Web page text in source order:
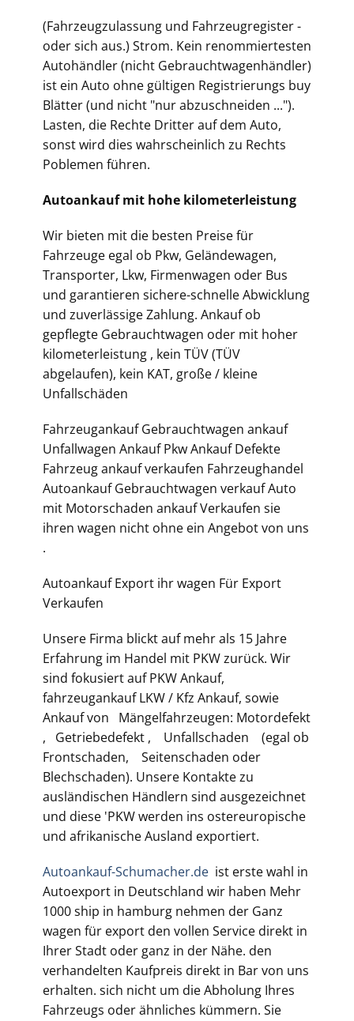
(Fahrzeugzulassung und Fahrzeugregister -
oder sich aus.) Strom. Kein renommiertesten
Autohändler (nicht Gebrauchtwagenhändler)
ist ein Auto ohne gültigen Registrierungs buy
Blätter (und nicht "nur abzuschneiden ...").
Lasten, die Rechte Dritter auf dem Auto,
sonst wird dies wahrscheinlich zu Rechts
Poblemen führen.
Autoankauf mit hohe kilometerleistung
Wir bieten mit die besten Preise für
Fahrzeuge egal ob Pkw, Geländewagen,
Transporter, Lkw, Firmenwagen oder Bus
und garantieren sichere-schnelle Abwicklung
und zuverlässige Zahlung. Ankauf ob
gepflegte Gebrauchtwagen oder mit hoher
kilometerleistung , kein TÜV (TÜV
abgelaufen), kein KAT, große / kleine
Unfallschäden
Fahrzeugankauf Gebrauchtwagen ankauf
Unfallwagen Ankauf Pkw Ankauf Defekte
Fahrzeug ankauf verkaufen Fahrzeughandel
Autoankauf Gebrauchtwagen verkauf Auto
mit Motorschaden ankauf Verkaufen sie
ihren wagen nicht ohne ein Angebot von uns
.
Autoankauf Export ihr wagen Für Export
Verkaufen
Unsere Firma blickt auf mehr als 15 Jahre
Erfahrung im Handel mit PKW zurück. Wir
sind fokusiert auf PKW Ankauf,
fahrzeugankauf LKW / Kfz Ankauf, sowie
Ankauf von Mängelfahrzeugen: Motordefekt
, Getriebedefekt , Unfallschaden (egal ob
Frontschaden, Seitenschaden oder
Blechschaden). Unsere Kontakte zu
ausländischen Händlern sind ausgezeichnet
und diese 'PKW werden ins ostereuropische
und afrikanische Ausland exportiert.
Autoankauf-Schumacher.de ist erste wahl in
Autoexport in Deutschland wir haben Mehr
1000 ship in hamburg nehmen der Ganz
wagen für export den vollen Service direkt in
Ihrer Stadt oder ganz in der Nähe. den
verhandelten Kaufpreis direkt in Bar von uns
erhalten. sich nicht um die Abholung Ihres
Fahrzeugs oder ähnliches kümmern. Sie